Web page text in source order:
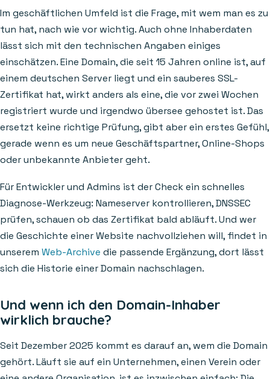
Im geschäftlichen Umfeld ist die Frage, mit wem man es zu
tun hat, nach wie vor wichtig. Auch ohne Inhaberdaten
lässt sich mit den technischen Angaben einiges
einschätzen. Eine Domain, die seit 15 Jahren online ist, auf
einem deutschen Server liegt und ein sauberes SSL-
Zertifikat hat, wirkt anders als eine, die vor zwei Wochen
registriert wurde und irgendwo übersee gehostet ist. Das
ersetzt keine richtige Prüfung, gibt aber ein erstes Gefühl,
gerade wenn es um neue Geschäftspartner, Online-Shops
oder unbekannte Anbieter geht.
Für Entwickler und Admins ist der Check ein schnelles
Diagnose-Werkzeug: Nameserver kontrollieren, DNSSEC
prüfen, schauen ob das Zertifikat bald abläuft. Und wer
die Geschichte einer Website nachvollziehen will, findet in
unserem Web-Archive die passende Ergänzung, dort lässt
sich die Historie einer Domain nachschlagen.
Und wenn ich den Domain-Inhaber
wirklich brauche?
Seit Dezember 2025 kommt es darauf an, wem die Domain
gehört. Läuft sie auf ein Unternehmen, einen Verein oder